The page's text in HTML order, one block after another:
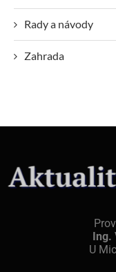
Rady a návody
Zahrada
Ing.
U